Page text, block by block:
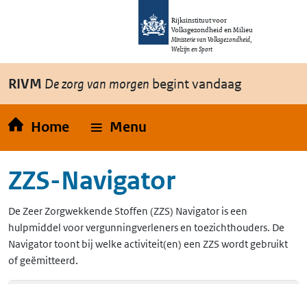
Overslaan en naar de inhoud gaan
Rijksinstituut voor
Volksgezondheid en Milieu
Ministerie van Volksgezondheid,
Welzijn en Sport
RIVM De zorg van morgen begint vandaag
Home Menu
ZZS-Navigator
De Zeer Zorgwekkende Stoffen (ZZS) Navigator is een
hulpmiddel voor vergunningverleners en toezichthouders. De
Navigator toont bij welke activiteit(en) een ZZS wordt gebruikt
of geëmitteerd.